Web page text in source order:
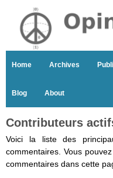
Home Archives
Blog About
Contributeurs
Voici la liste des
commentaires. Vous
commentaires dans cette